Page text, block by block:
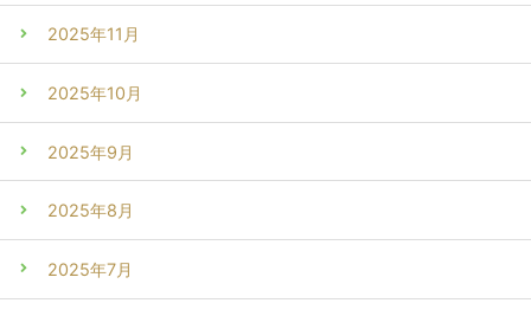
2025年11月
2025年10月
2025年9月
2025年8月
2025年7月